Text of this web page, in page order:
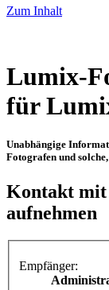
Zum Inhalt
Lumix-
für
Unabhängige
Fotografen und
Kontakt
aufnehmen
Empfänger: